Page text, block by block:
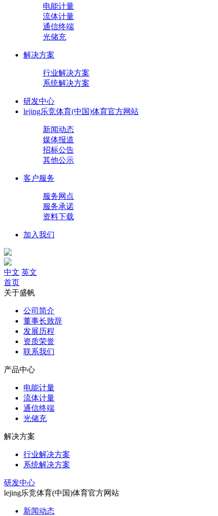
电能计量
流体计量
通信终端
光储充
解决方案
行业解决方案
系统解决方案
研发中心
lejing乐竞体育(中国)体育官方网站
新闻动态
媒体报道
招标公告
其他公示
客户服务
服务网点
服务承诺
资料下载
加入我们
中文 英文
首页
关于盛帆
公司简介
董事长致辞
发展历程
资质荣誉
联系我们
产品中心
电能计量
流体计量
通信终端
光储充
解决方案
行业解决方案
系统解决方案
研发中心
lejing乐竞体育(中国)体育官方网站
新闻动态